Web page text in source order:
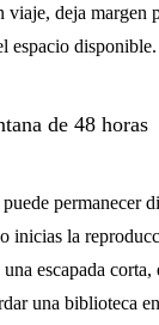
viaje, deja margen
espacio disponible.
de 48 horas
permanecer
inicias la
escapada corta,
una biblioteca